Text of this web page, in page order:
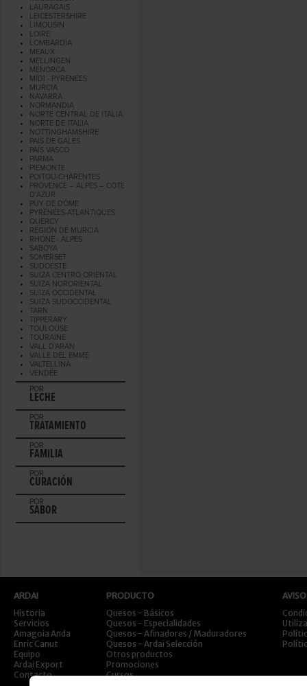
LAURAGAIS
LEICESTERSHIRE
LIMOUSIN
LOIRE
LOMBARDÍA
MEAUX
MELLINGEN
MENORCA
MIDI - PYRENÉES
MURCIA
NAVARRA
NORMANDIA
NORTE CENTRAL DE ITALIA
NORTE DE ITALIA
NOTTINGHAMSHIRE
PAÍS DE GALES
PAÍS VASCO
PARMA
PIEMONTE
POITOU-CHARENTES
PROVENCE – ALPES – COTE
D’AZUR
PUY DE DÔME
PYRÉNÉES-ATLANTIQUES
QUERCY
REGIÓN DE MURCIA
RHONE - ALPES
SABOYA
SOMERSET
SUDOESTE
SUIZA CENTRO ORIENTAL
SUIZA NORORIENTAL
SUIZA OCCIDENTAL
SUIZA SUDOCCIDENTAL
TARN
TIPPERARY
TOULOUSE
TOURAINE
VALL D'ARAN
VALLE DEL EMME
VALTELLINA
VENDÉE
POR
LECHE
POR
TRATAMIENTO
POR
FAMILIA
POR
CURACIÓN
POR
SABOR
ARDAI
Historia
Servicios
Amagoia Anda
Enric Canut
Equipo
Ardai Export
Contacto
PRODUCTO
Quesos - Básicos
Quesos - Especialidades
Quesos - Afinadores / Maduradores
Quesos - Ardai Selección
Otros productos
Promociones
Cursos